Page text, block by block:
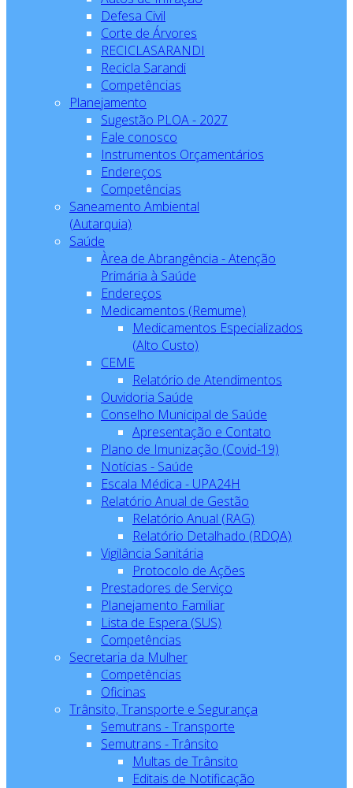
Defesa Civil
Corte de Árvores
RECICLASARANDI
Recicla Sarandi
Competências
Planejamento
Sugestão PLOA - 2027
Fale conosco
Instrumentos Orçamentários
Endereços
Competências
Saneamento Ambiental
(Autarquia)
Saúde
Àrea de Abrangência - Atenção
Primária à Saúde
Endereços
Medicamentos (Remume)
Medicamentos Especializados
(Alto Custo)
CEME
Relatório de Atendimentos
Ouvidoria Saúde
Conselho Municipal de Saúde
Apresentação e Contato
Plano de Imunização (Covid-19)
Notícias - Saúde
Escala Médica - UPA24H
Relatório Anual de Gestão
Relatório Anual (RAG)
Relatório Detalhado (RDQA)
Vigilância Sanitária
Protocolo de Ações
Prestadores de Serviço
Planejamento Familiar
Lista de Espera (SUS)
Competências
Secretaria da Mulher
Competências
Oficinas
Trânsito, Transporte e Segurança
Semutrans - Transporte
Semutrans - Trânsito
Multas de Trânsito
Editais de Notificação